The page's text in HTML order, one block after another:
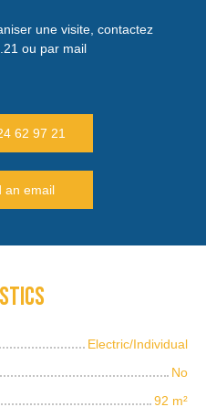
une visite, contactez
ou par mail
62 97 21
an email
Electric/Individual
No
92 m²